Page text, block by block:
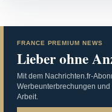
FRANCE PREMIUM NEWS
Lieber ohne
Mit dem Nachrichten.fr-
Werbeunterbrechungen
Arbeit.